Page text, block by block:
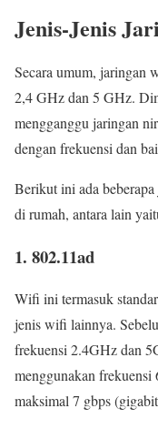
Jenis-Jenis
Secara umum, jaringan
2,4 GHz dan 5 GHz.
mengganggu jaringan
dengan frekuensi dan
Berikut ini ada
di rumah, antara lain
1. 802.11ad
Wifi ini termasuk
jenis wifi lainnya.
frekuensi 2.4GHz dan
menggunakan
maksimal 7 gbps